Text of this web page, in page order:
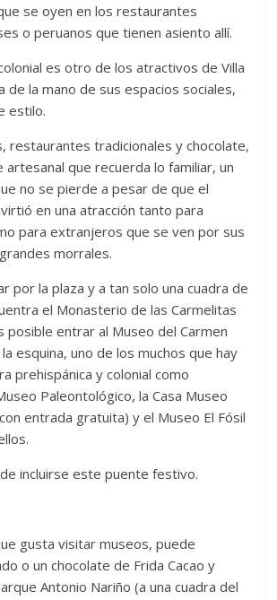
se oyen en los restaurantes
o peruanos que tienen asiento allí.
es otro de los atractivos de Villa
de la mano de sus espacios sociales,
estilo.
restaurantes tradicionales y chocolate,
artesanal que recuerda lo familiar, un
no se pierde a pesar de que el
en una atracción tanto para
para extranjeros que se ven por sus
morrales.
por la plaza y a tan solo una cuadra de
el Monasterio de las Carmelitas
posible entrar al Museo del Carmen
esquina, uno de los muchos que hay
prehispánica y colonial como
Paleontológico, la Casa Museo
entrada gratuita) y el Museo El Fósil
incluirse este puente festivo.
gusta visitar museos, puede
o un chocolate de Frida Cacao y
Antonio Nariño (a una cuadra del